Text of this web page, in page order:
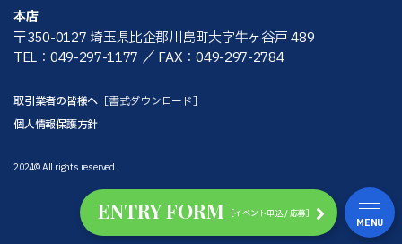
ENTRY FORM ［イベント申込 / 応募］
本店
〒350-0127 埼玉県比企郡川島町大字牛ヶ谷戸 489
TEL：049-297-1177 ／ FAX：049-297-2784
取引業者の皆様へ ［書式ダウンロード］
個人情報保護方針
2024© All rights reserved.